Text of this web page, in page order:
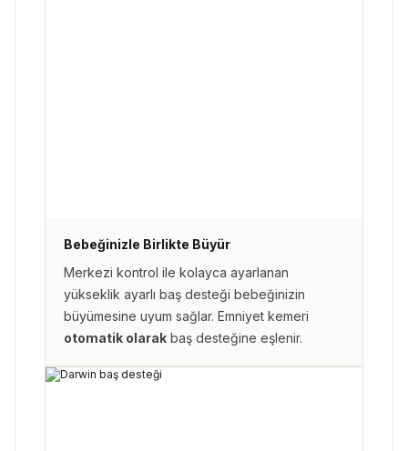
Bebeğinizle Birlikte Büyür
Merkezi kontrol ile kolayca ayarlanan
yükseklik ayarlı baş desteği bebeğinizin
büyümesine uyum sağlar. Emniyet kemeri
otomatik olarak baş desteğine eşlenir.